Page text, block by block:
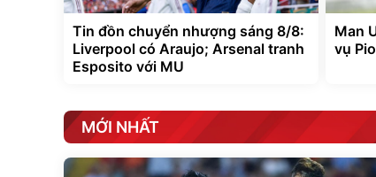
Tin đồn chuyển nhượng sáng 8/8:
Liverpool có Araujo; Arsenal tranh
Esposito với MU
Man
vụ
MỚI NHẤT